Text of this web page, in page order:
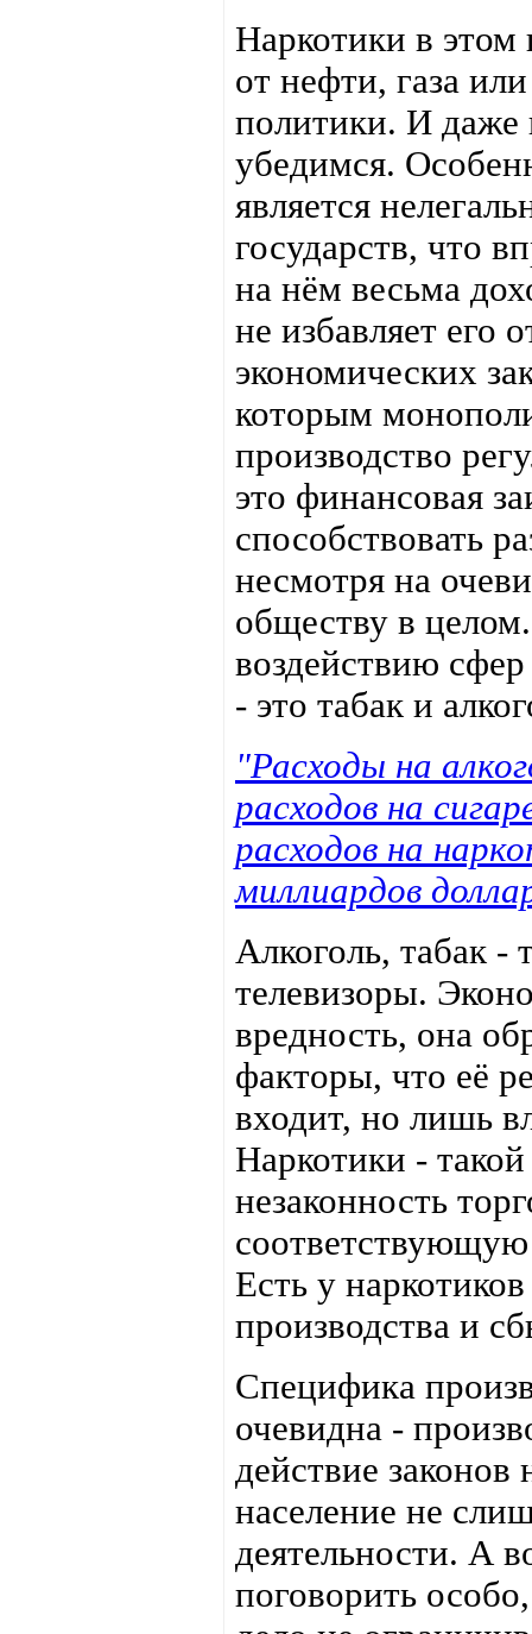
Наркотики в
от нефти, газа
политики. И
убедимся.
является
государств, что
на нём весьма
не избавляет его
экономических
которым
производство
это финансовая
способствовать
несмотря на
обществу в
воздействию
- это табак и
"Расходы на
расходов на
расходов на
миллиардов
Алкоголь, табак -
телевизоры.
вредность, она
факторы, что её
входит, но лишь
Наркотики -
незаконность
соответствующую
Есть у
производства и
Специфика
очевидна -
действие
население не
деятельности. А
поговорить